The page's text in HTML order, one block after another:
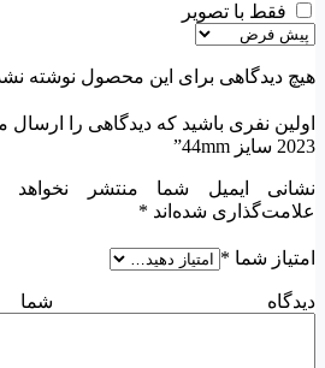
فقط با تصویر
هیچ دیدگاهی برای این محصول نوشته
2023 سایز 44mm”
نشانی ایمیل شما منتشر نخواهد
علامت‌گذاری شده‌اند *
امتیاز شما *